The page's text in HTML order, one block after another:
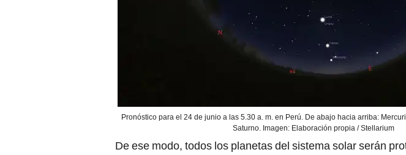
Pronóstico para el 24 de junio a las 5.30 a. m. en Perú. De abajo hacia arriba:
Saturno. Imagen: Elaboración propia / Stellarium
De ese modo, todos los planetas del sistema solar serán